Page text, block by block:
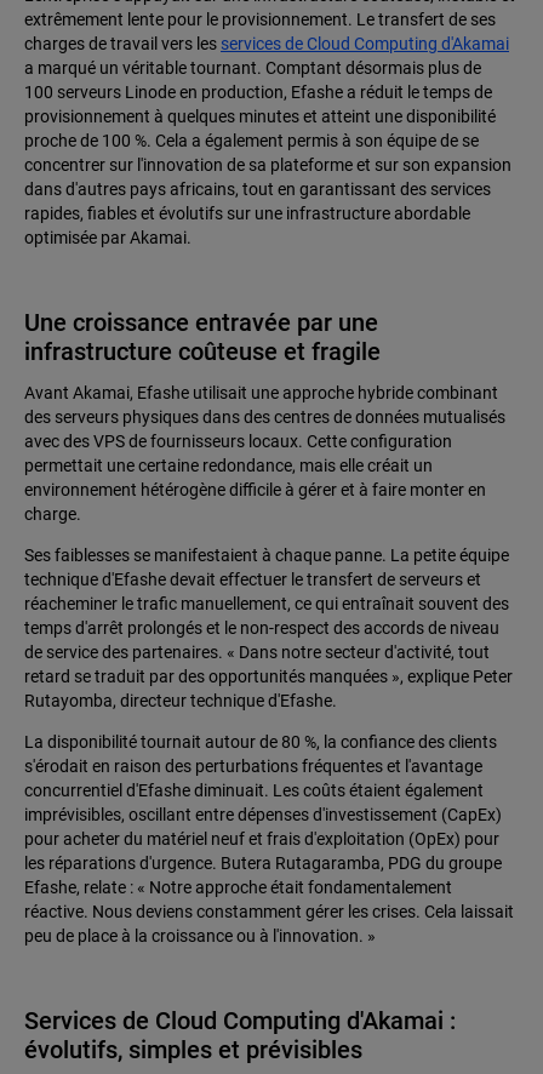
extrêmement lente pour le provisionnement. Le transfert de ses
charges de travail vers les services de Cloud Computing d'Akamai
a marqué un véritable tournant. Comptant désormais plus de
100 serveurs Linode en production, Efashe a réduit le temps de
provisionnement à quelques minutes et atteint une disponibilité
proche de 100 %. Cela a également permis à son équipe de se
concentrer sur l'innovation de sa plateforme et sur son expansion
dans d'autres pays africains, tout en garantissant des services
rapides, fiables et évolutifs sur une infrastructure abordable
optimisée par Akamai.
Une croissance entravée par une
infrastructure coûteuse et fragile
Avant Akamai, Efashe utilisait une approche hybride combinant
des serveurs physiques dans des centres de données mutualisés
avec des VPS de fournisseurs locaux. Cette configuration
permettait une certaine redondance, mais elle créait un
environnement hétérogène difficile à gérer et à faire monter en
charge.
Ses faiblesses se manifestaient à chaque panne. La petite équipe
technique d'Efashe devait effectuer le transfert de serveurs et
réacheminer le trafic manuellement, ce qui entraînait souvent des
temps d'arrêt prolongés et le non-respect des accords de niveau
de service des partenaires. « Dans notre secteur d'activité, tout
retard se traduit par des opportunités manquées », explique Peter
Rutayomba, directeur technique d'Efashe.
La disponibilité tournait autour de 80 %, la confiance des clients
s'érodait en raison des perturbations fréquentes et l'avantage
concurrentiel d'Efashe diminuait. Les coûts étaient également
imprévisibles, oscillant entre dépenses d'investissement (CapEx)
pour acheter du matériel neuf et frais d'exploitation (OpEx) pour
les réparations d'urgence. Butera Rutagaramba, PDG du groupe
Efashe, relate : « Notre approche était fondamentalement
réactive. Nous deviens constamment gérer les crises. Cela laissait
peu de place à la croissance ou à l'innovation. »
Services de Cloud Computing d'Akamai :
évolutifs, simples et prévisibles